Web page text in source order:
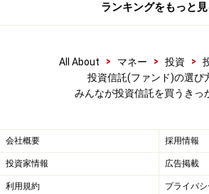
ランキングをもっと
All About > マネー > 投資 >
投資信託(ファンド)の選び
みんなが投資信託を買うきっ
会社概要 採用情報
投資家情報 広告掲載
利用規約 プライバ